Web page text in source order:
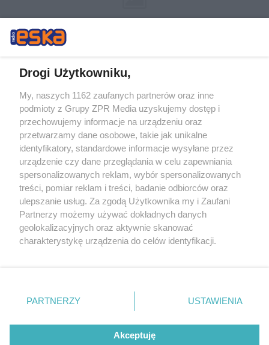
Żaden utwór zamieszczony w serwisie nie może być powielany i
rozpowszechniany lub dalej rozpowszechniany w jakikolwiek sposób (w
tym także elektroniczny lub mechaniczny) na jakimkolwiek polu
eksploatacji w jakiejkolwiek formie, włącznie z umieszczaniem w
Internecie bez pisemnej zgody właściciela praw. Jakiekolwiek użycie lub
wykorzystanie utworów w całości lub w części z naruszeniem prawa,
tzn. bez właściwej zgody, jest zabronione pod groźbą kary i może być
ścigane prawnie.
© 2026 Grupa ZPR Media
Drogi Użytkowniku,
My, naszych 1162 zaufanych partnerów oraz inne
podmioty z Grupy ZPR Media uzyskujemy dostęp i
przechowujemy informacje na urządzeniu oraz
przetwarzamy dane osobowe, takie jak unikalne
identyfikatory, standardowe informacje wysyłane przez
urządzenie czy dane przeglądania w celu zapewniania
spersonalizowanych reklam, wybór spersonalizowanych
treści, pomiar reklam i treści, badanie odbiorców oraz
ulepszanie usług. Za zgodą Użytkownika my i Zaufani
Partnerzy możemy używać dokładnych danych
geolokalizacyjnych oraz aktywnie skanować
charakterystykę urządzenia do celów identyfikacji.
zmienić/wycofać klikając przycisk ustawień prywatności
znajdujący się w lewym dolnym rogu strony
rodzaje przetwarzania danych nie wymagają zgody
użytkownika, ale masz prawo sprzeciwić się takiemu
PARTNERZY USTAWIENIA
Akceptuję